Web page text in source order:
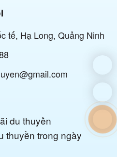
tế, Hạ Long, Quảng Ninh
du thuyền
thuyền trong ngày